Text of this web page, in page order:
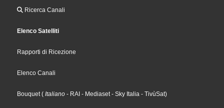
Ricerca Canali
Elenco Satelliti
Rapporti di Ricezione
Elenco Canali
Bouquet( Italiano - RAI - Mediaset- Sky Italia - TivùSat)